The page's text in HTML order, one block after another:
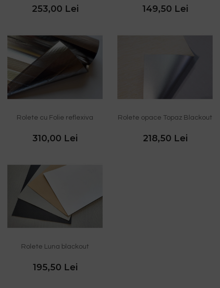
253,00 Lei 149,50 Lei
Rolete cu Folie reflexiva
310,00 Lei
Rolete opace Topaz Blackout
218,50 Lei
Rolete Luna blackout
195,50 Lei